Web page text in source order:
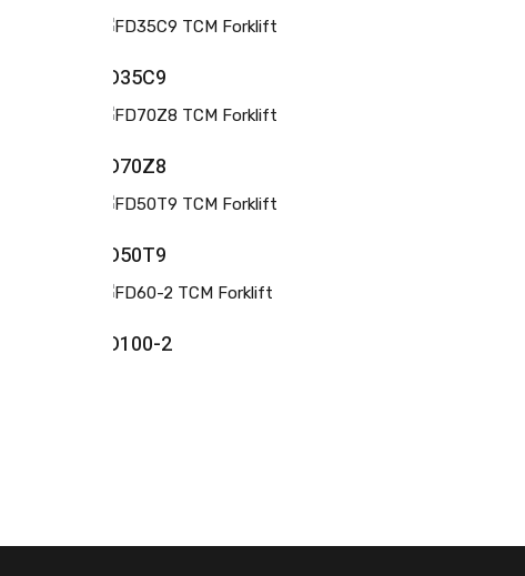
FD35C9
FD70Z8
FD50T9
FD100-2